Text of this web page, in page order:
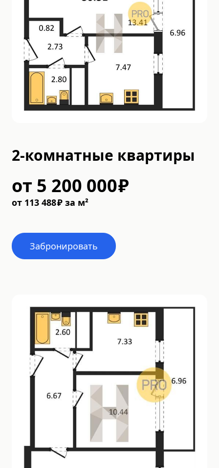
2-комнатные квартиры
от 5 200 000₽
от 113 488₽ за м²
Забронировать